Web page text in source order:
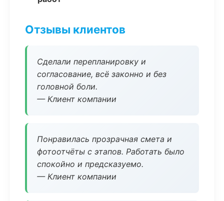
Отзывы клиентов
Сделали перепланировку и
согласование, всё законно и без
головной боли.
— Клиент компании
Понравилась прозрачная смета и
фотоотчёты с этапов. Работать было
спокойно и предсказуемо.
— Клиент компании